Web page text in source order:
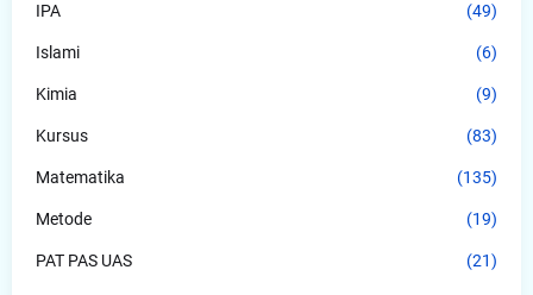
IPA (49)
Islami (6)
Kimia (9)
Kursus (83)
Matematika (135)
Metode (19)
PAT PAS UAS (21)